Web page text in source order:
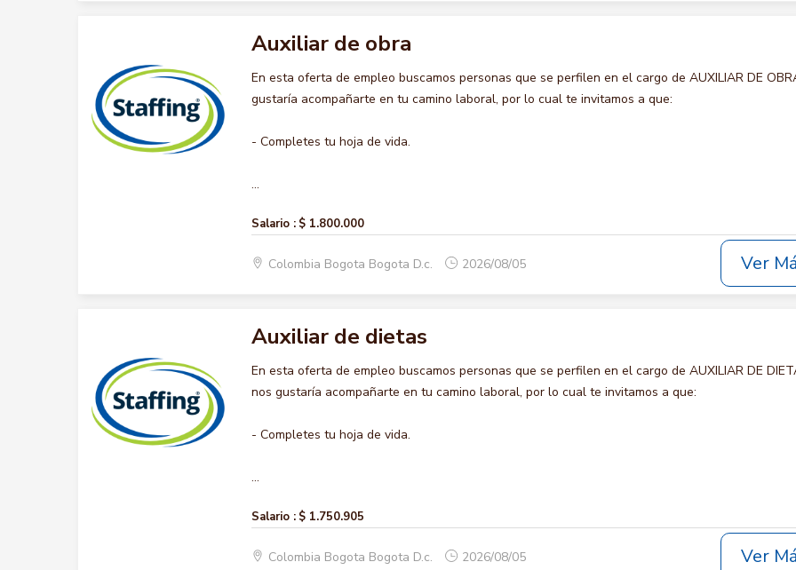
Auxiliar de obra
En esta oferta de empleo buscamos personas que se perfilen en el cargo de AUXILIAR DE
gustaría acompañarte en tu camino laboral, por lo cual te invitamos a que:
- Completes tu hoja de vida.
...
Salario : $ 1.800.000
Colombia Bogota Bogota D.c. 2026/08/05 Ver
Auxiliar de dietas
En esta oferta de empleo buscamos personas que se perfilen en el cargo de AUXILIAR DE
nos gustaría acompañarte en tu camino laboral, por lo cual te invitamos a que:
- Completes tu hoja de vida.
...
Salario : $ 1.750.905
Colombia Bogota Bogota D.c. 2026/08/05 Ver